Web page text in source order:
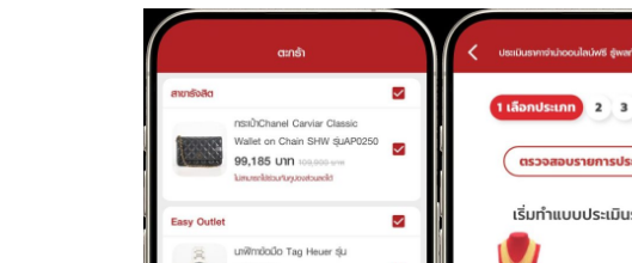
ขายกว่า 20,000 รายการให้เลือกช้อปได้จากทุกสาขา